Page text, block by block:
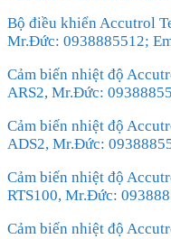
Bộ điều khiển Accutrol
Mr.Đức: 0938885512;
Cảm biến nhiệt độ
ARS2, Mr.Đức:
Cảm biến nhiệt độ
ADS2, Mr.Đức:
Cảm biến nhiệt độ
RTS100, Mr.Đức:
Cảm biến nhiệt độ